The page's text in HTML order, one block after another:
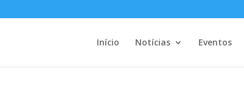
Início Notícias Eventos